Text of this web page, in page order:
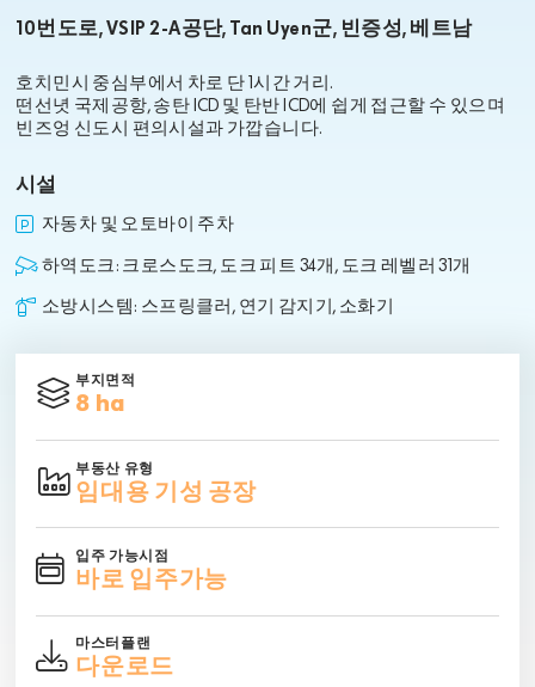
10번도로, VSIP 2-A공단, Tan Uyen군, 빈증성, 베트남
호치민시 중심부에서 차로 단 1시간 거리.
떤선녓 국제공항, 송탄 ICD 및 탄반 ICD에 쉽게 접근할 수 있으며
빈즈엉 신도시 편의시설과 가깝습니다.
시설
자동차 및 오토바이 주차
하역도크: 크로스도크, 도크 피트 34개, 도크 레벨러 31개
소방시스템: 스프링클러, 연기 감지기, 소화기
부지면적
8 ha
부동산 유형
임대용 기성 공장
입주 가능시점
바로 입주가능
마스터플랜
다운로드